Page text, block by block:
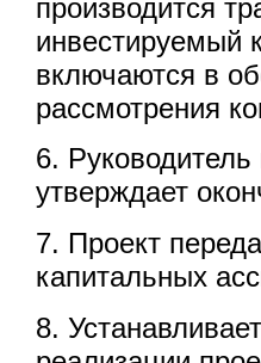
производится
инвестируемый
включаются в
рассмотрения
6. Руководитель
утверждает
7. Проект
капитальных
8.